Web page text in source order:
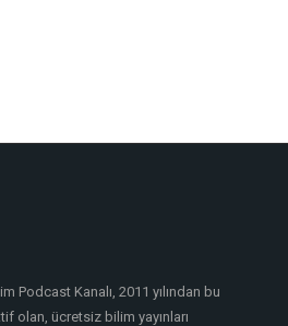
Podcast Kanalı, 2011 yılından bu
olan, ücretsiz bilim yayınları